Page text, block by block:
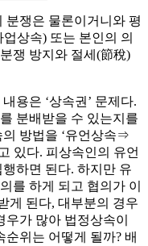
분쟁은 물론이거니와 평
상속) 또는 본인의 의
쟁 방지와 절세(節稅)
용은 ‘상속권’ 문제다.
분배받을 수 있는지를
방법을 ‘유언상속⇒
있다. 피상속인의 유언
하면 된다. 하지만 유
를 하게 되고 협의가 이
게 된다, 대부분의 경우
가 많아 법정상속이
위는 어떻게 될까? 배